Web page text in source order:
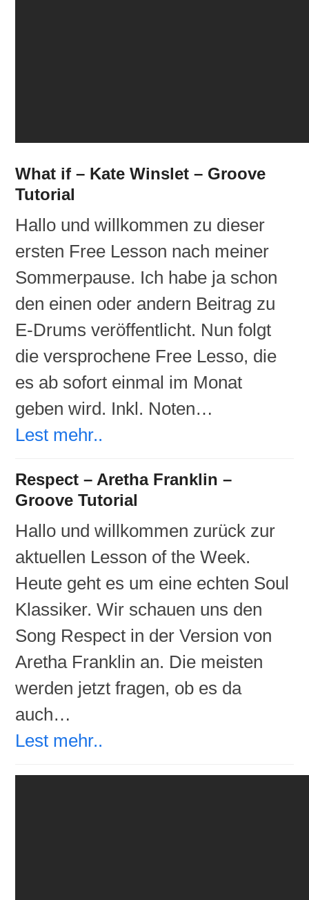
What if – Kate Winslet – Groove
Tutorial
Hallo und willkommen zu dieser
ersten Free Lesson nach meiner
Sommerpause. Ich habe ja schon
den einen oder andern Beitrag zu
E-Drums veröffentlicht. Nun folgt
die versprochene Free Lesso, die
es ab sofort einmal im Monat
geben wird. Inkl. Noten…
Lest mehr..
Respect – Aretha Franklin –
Groove Tutorial
Hallo und willkommen zurück zur
aktuellen Lesson of the Week.
Heute geht es um eine echten Soul
Klassiker. Wir schauen uns den
Song Respect in der Version von
Aretha Franklin an. Die meisten
werden jetzt fragen, ob es da
auch…
Lest mehr..